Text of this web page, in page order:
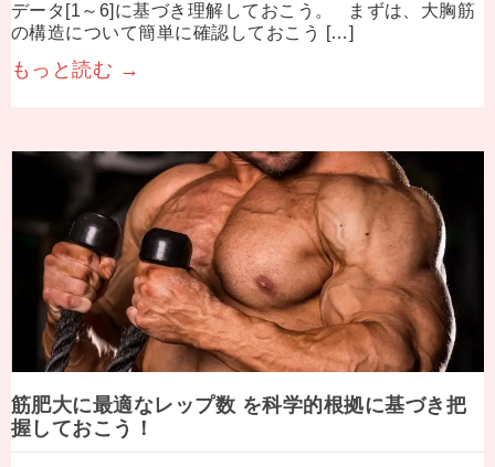
データ[1～6]に基づき理解しておこう。 まずは、大胸筋
の構造について簡単に確認しておこう […]
もっと読む →
筋肥大に最適なレップ数 を科学的根拠に基づき把
握しておこう！